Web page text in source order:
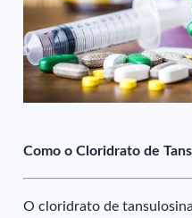
Como o Cloridrato de
O cloridrato de